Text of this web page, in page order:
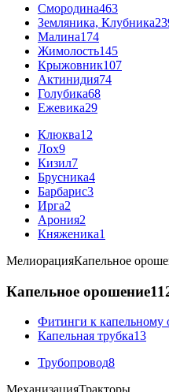
Смородина463
Земляника, Клубника
Малина174
Жимолость145
Крыжовник107
Актинидия74
Голубика68
Ежевика29
Клюква12
Лох9
Кизил7
Брусника4
Барбарис3
Ирга2
Арония2
Княженика1
МелиорацияКапельное
Капельное орошение
Фитинги к
Капельная трубка13
Трубопровод8